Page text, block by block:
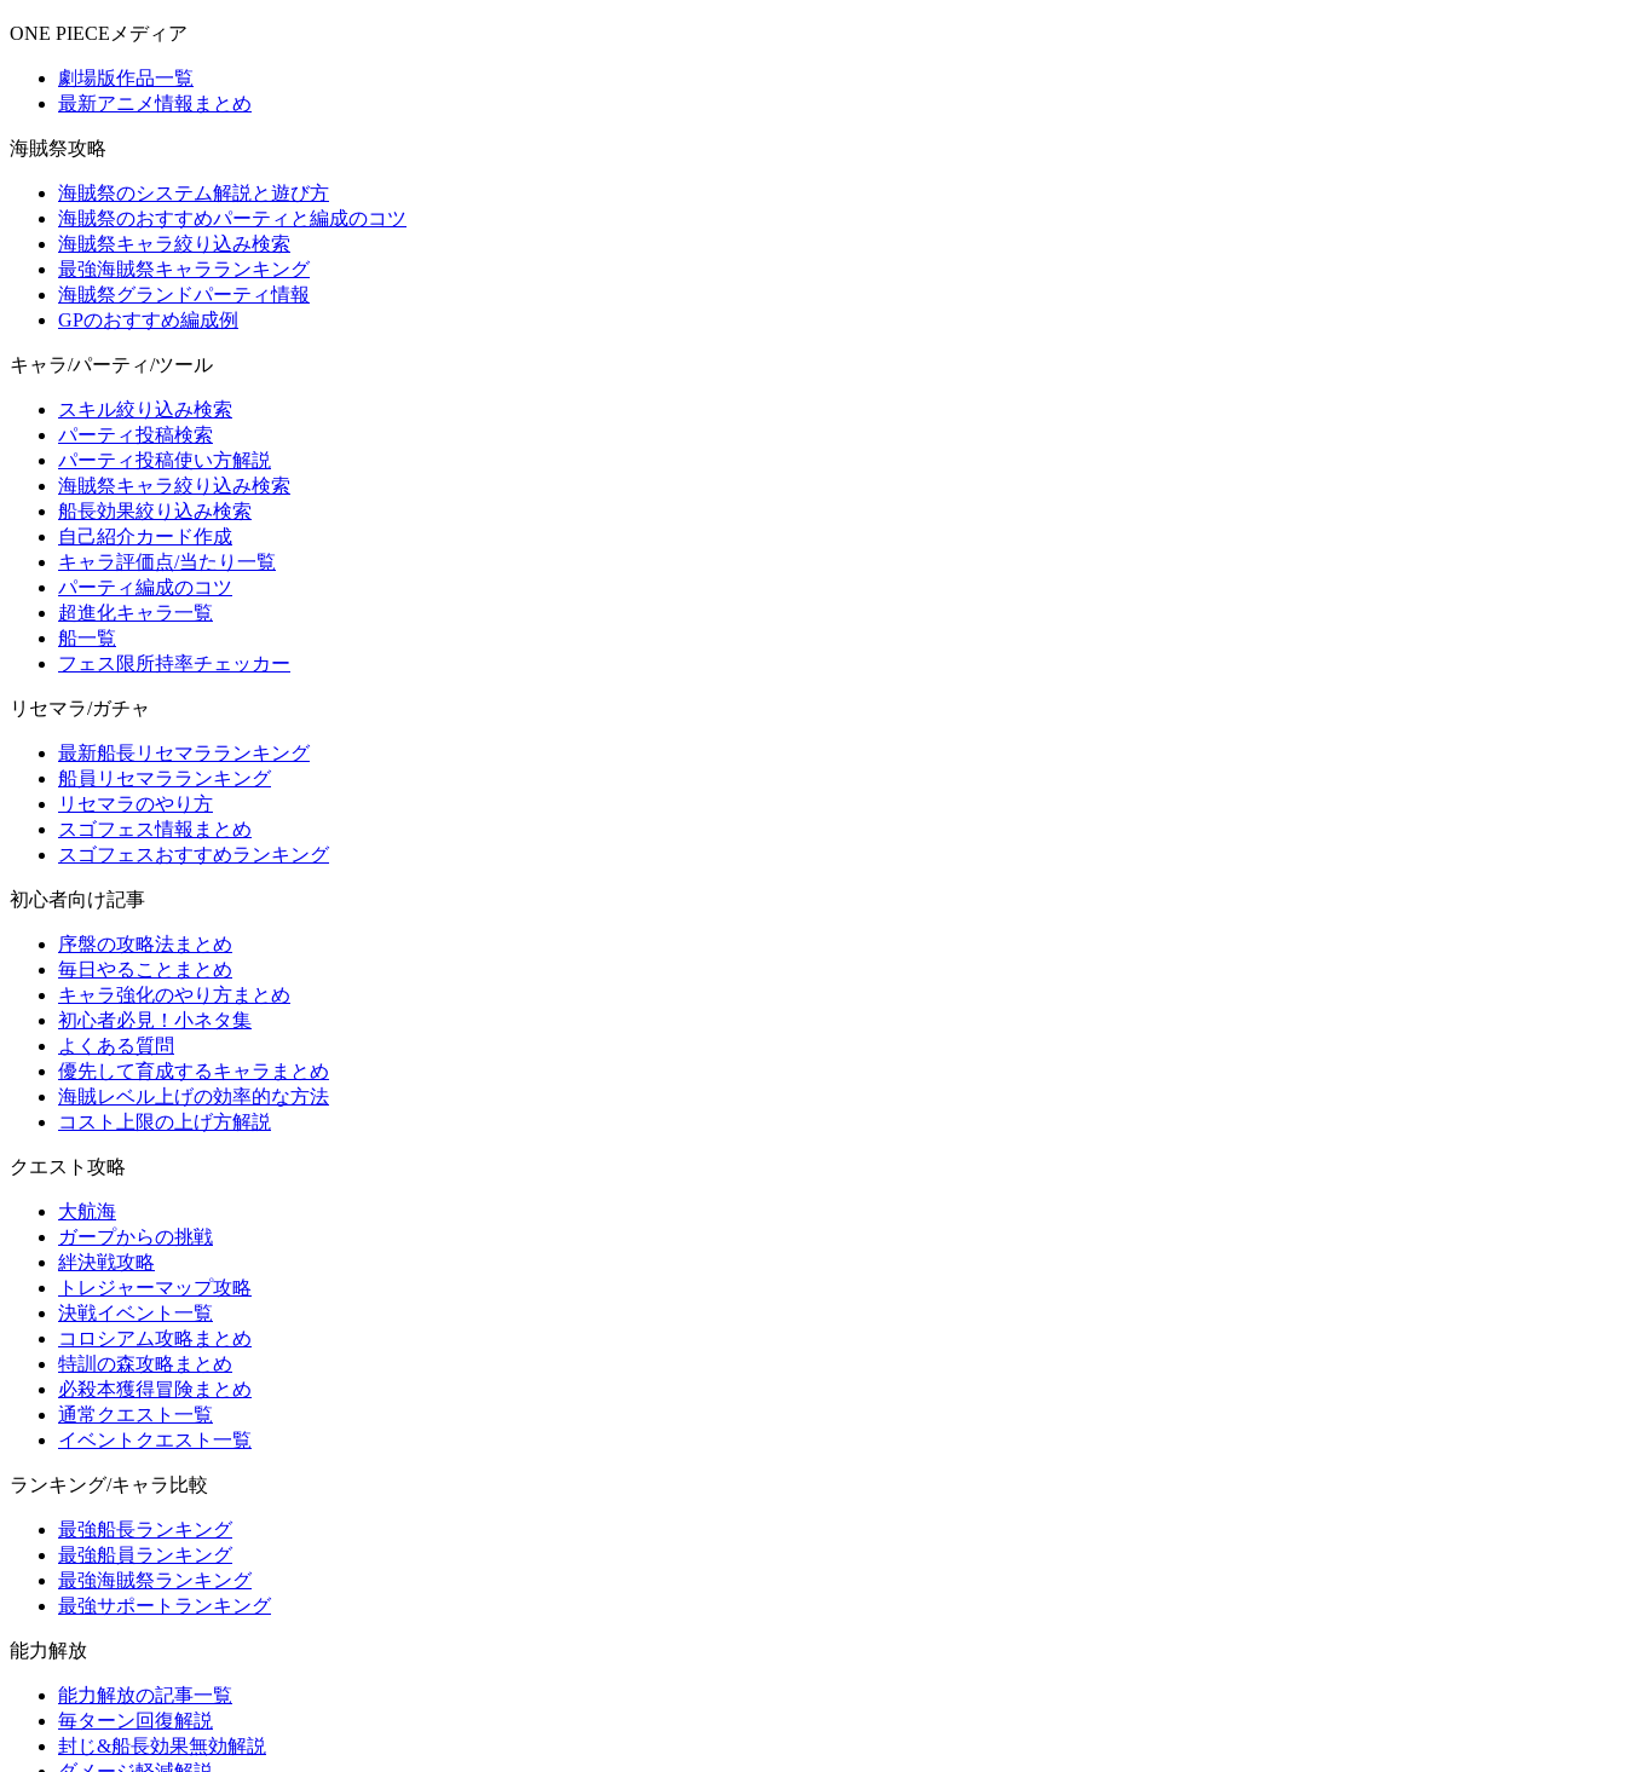
ONE PIECEメディア
劇場版作品一覧
最新アニメ情報まとめ
海賊祭攻略
海賊祭のシステム解説と遊び方
海賊祭のおすすめパーティと編成のコツ
海賊祭キャラ絞り込み検索
最強海賊祭キャラランキング
海賊祭グランドパーティ情報
GPのおすすめ編成例
キャラ/パーティ/ツール
スキル絞り込み検索
パーティ投稿検索
パーティ投稿使い方解説
海賊祭キャラ絞り込み検索
船長効果絞り込み検索
自己紹介カード作成
キャラ評価点/当たり一覧
パーティ編成のコツ
超進化キャラ一覧
船一覧
フェス限所持率チェッカー
リセマラ/ガチャ
最新船長リセマラランキング
船員リセマラランキング
リセマラのやり方
スゴフェス情報まとめ
スゴフェスおすすめランキング
初心者向け記事
序盤の攻略法まとめ
毎日やることまとめ
キャラ強化のやり方まとめ
初心者必見！小ネタ集
よくある質問
優先して育成するキャラまとめ
海賊レベル上げの効率的な方法
コスト上限の上げ方解説
クエスト攻略
大航海
ガープからの挑戦
絆決戦攻略
トレジャーマップ攻略
決戦イベント一覧
コロシアム攻略まとめ
特訓の森攻略まとめ
必殺本獲得冒険まとめ
通常クエスト一覧
イベントクエスト一覧
ランキング/キャラ比較
最強船長ランキング
最強船員ランキング
最強海賊祭ランキング
最強サポートランキング
能力解放
能力解放の記事一覧
毎ターン回復解説
封じ&船長効果無効解説